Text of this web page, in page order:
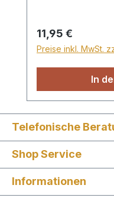
Gott 7. O Jesu
Herrn 9. Dank
ganze Welt mein
die letzten zu
Feuer 13.
14. Gott hält die
mich ganz
Sternlein stehen
Regulärer Preis:
11,95 €
Preise inkl. MwSt.
In
Telefonische
Shop Service
Informationen